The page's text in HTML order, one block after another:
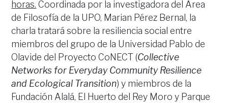
horas. Coordinada por la investigadora del Área
de Filosofía de la UPO, Marian Pérez Bernal, la
charla tratará sobre la resiliencia social entre
miembros del grupo de la Universidad Pablo de
Olavide del Proyecto CoNECT (Collective
Networks for Everyday Community Resilience
and Ecological Transition) y miembros de la
Fundación Alalá, El Huerto del Rey Moro y Parque